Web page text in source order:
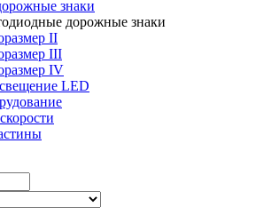
знаки
дорожные знаки
II
III
IV
LED